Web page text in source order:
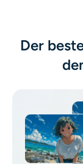
Passfoto-
Video-
Videoeffekte
Video-
Der